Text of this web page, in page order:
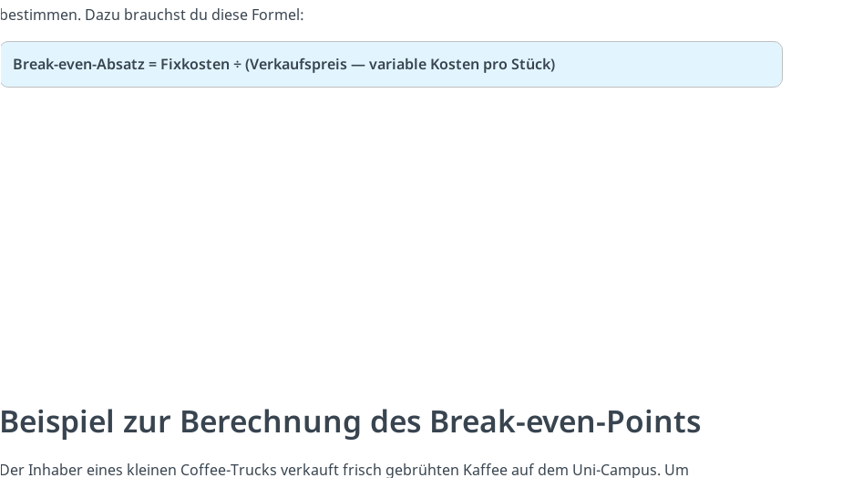
bestimmen. Dazu brauchst du diese Formel:
Break-even-Absatz = Fixkosten ÷ (Verkaufspreis — variable Kosten pro Stück)
Beispiel zur Berechnung des Break-even-Points
Der Inhaber eines kleinen Coffee-Trucks verkauft frisch gebrühten Kaffee auf dem Uni-Campus. Um